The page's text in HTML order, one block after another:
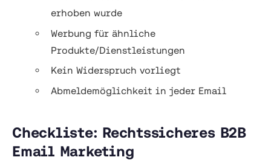
erhoben wurde
Werbung für ähnliche
Produkte/Dienstleistungen
Kein Widerspruch vorliegt
Abmeldemöglichkeit in jeder Email
Checkliste: Rechtssicheres B2B
Email Marketing